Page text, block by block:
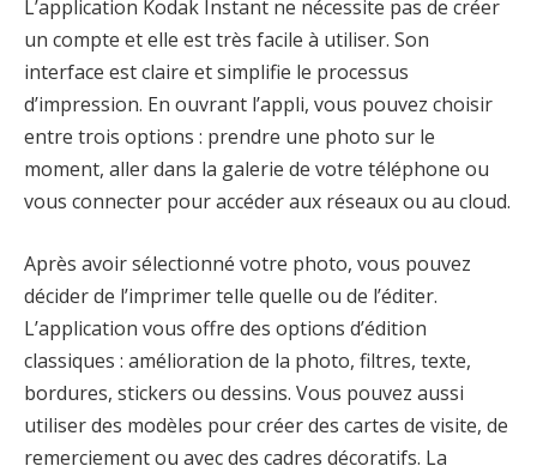
L’application Kodak Instant ne nécessite pas de créer
un compte et elle est très facile à utiliser. Son
interface est claire et simplifie le processus
d’impression. En ouvrant l’appli, vous pouvez choisir
entre trois options : prendre une photo sur le
moment, aller dans la galerie de votre téléphone ou
vous connecter pour accéder aux réseaux ou au cloud.
Après avoir sélectionné votre photo, vous pouvez
décider de l’imprimer telle quelle ou de l’éditer.
L’application vous offre des options d’édition
classiques : amélioration de la photo, filtres, texte,
bordures, stickers ou dessins. Vous pouvez aussi
utiliser des modèles pour créer des cartes de visite, de
remerciement ou avec des cadres décoratifs. La